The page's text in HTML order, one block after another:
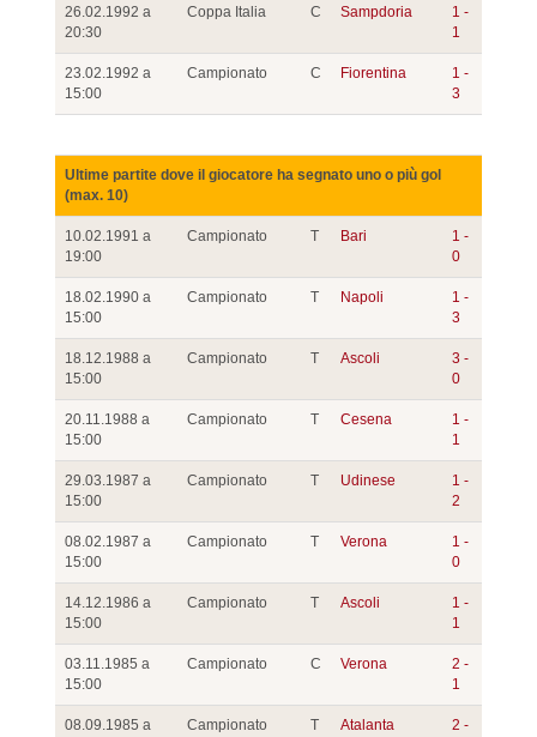
26.02.1992 a
20:30
Coppa Italia C Sampdoria
1 -
1
23.02.1992 a
15:00
Campionato C Fiorentina
1 -
3
Ultime partite dove il giocatore ha segnato uno o più gol
(max. 10)
10.02.1991 a
19:00
Campionato T Bari
1 -
0
18.02.1990 a
15:00
Campionato T Napoli
1 -
3
18.12.1988 a
15:00
Campionato T Ascoli
3 -
0
20.11.1988 a
15:00
Campionato T Cesena
1 -
1
29.03.1987 a
15:00
Campionato T Udinese
1 -
2
08.02.1987 a
15:00
Campionato T Verona
1 -
0
14.12.1986 a
15:00
Campionato T Ascoli
1 -
1
03.11.1985 a
15:00
Campionato C Verona
2 -
1
08.09.1985 a Campionato T Atalanta 2 -